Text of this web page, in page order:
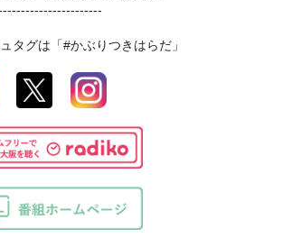
タグは「#かぶりつきはらだ」